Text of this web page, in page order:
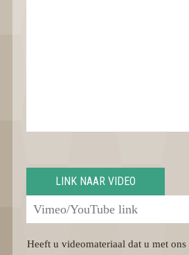
LINK NAAR VIDEO
Heeft u videomateriaal dat u met